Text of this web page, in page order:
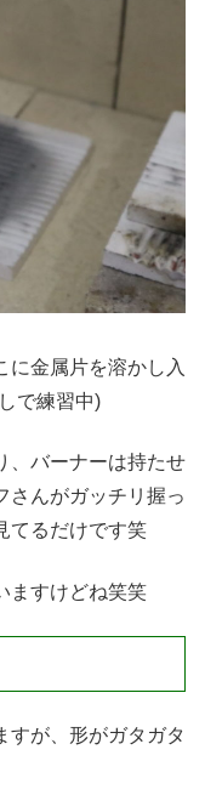
に金属片を溶かし入
で練習中)
、バーナーは持たせ
さんがガッチリ握っ
てるだけです笑
ますけどね笑笑
すが、形がガタガタ